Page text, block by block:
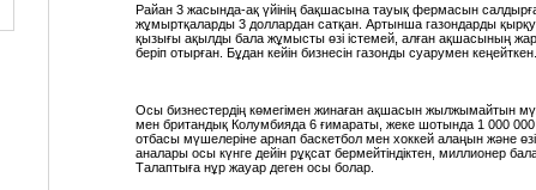
fleshmob_vozhatyh_1_-_Popurri_(get-tune.net)
G-Dragon+-+Dragon+-+Heartbreaker(music.nur.kz)
Нуржан Керменбаев - Каланын сулулары [www.kazhit.com]
Райан 3 жасында-ақ үйінің бақшасына тауық фермасын
жұмыртқаларды 3 доллардан сатқан. Артынша газондарды
қызығы ақылды бала жұмысты өзі істемей, алған ақшасының
беріп отырған. Бұдан кейін бизнесін газонды суарумен кеңейткен.
Осы бизнестердің көмегімен жинаған ақшасын жылжымайтын
мен британдық Колумбияда 6 ғимараты, жеке шотында 1 000
отбасы мүшелеріне арнап баскетбол мен хоккей алаңын және
аналары осы күнге дейін рұқсат бермейтіндіктен, миллионер
Талаптыға нұр жауар деген осы болар.